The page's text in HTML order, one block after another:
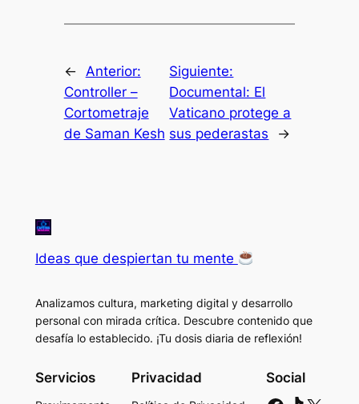
←
Anterior:
Controller –
Cortometraje
de Saman Kesh
Siguiente:
Documental: El
Vaticano protege a
sus pederastas
→
Ideas que despiertan tu mente
Analizamos cultura, marketing digital y desarrollo
personal con mirada crítica. Descubre contenido que
desafía lo establecido. ¡Tu dosis diaria de reflexión!
Servicios Privacidad Social